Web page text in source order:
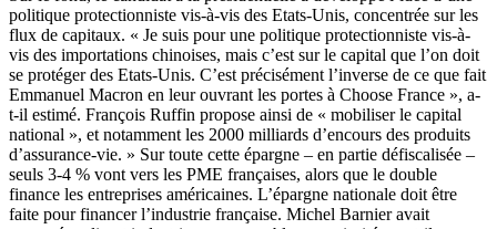
politique protectionniste vis-à-vis des Etats-Unis, concentrée sur les
flux de capitaux. « Je suis pour une politique protectionniste vis-à-
vis des importations chinoises, mais c’est sur le capital que l’on doit
se protéger des Etats-Unis. C’est précisément l’inverse de ce que fait
Emmanuel Macron en leur ouvrant les portes à Choose France », a-
t-il estimé. François Ruffin propose ainsi de « mobiliser le capital
national », et notamment les 2000 milliards d’encours des produits
d’assurance-vie. » Sur toute cette épargne – en partie défiscalisée –
seuls 3-4 % vont vers les PME françaises, alors que le double
finance les entreprises américaines. L’épargne nationale doit être
faite pour financer l’industrie française. Michel Barnier avait